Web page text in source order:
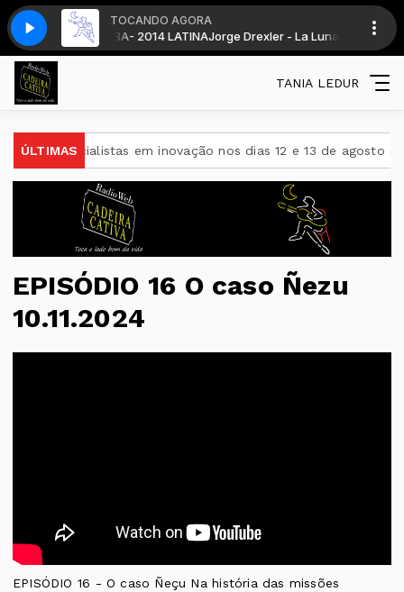
19 horas . com DJ CADEIRA CATIVABONS TEMPOS CADEIRA
TOCANDO AGORA
BA RUMBA- 2014 LATINAJorge Drexler - La Luna de Rasquí
TANIA LEDUR
ÚLTIMAS em inovação nos dias 12 e 13 de agosto em Ijuí
EPISÓDIO 16 O caso Ñezu
10.11.2024
EPISÓDIO 16 - O caso Ñeçu Na história das missões